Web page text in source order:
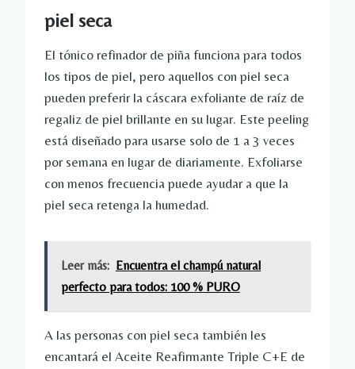
piel seca
El tónico refinador de piña funciona para todos
los tipos de piel, pero aquellos con piel seca
pueden preferir la cáscara exfoliante de raíz de
regaliz de piel brillante en su lugar. Este peeling
está diseñado para usarse solo de 1 a 3 veces
por semana en lugar de diariamente. Exfoliarse
con menos frecuencia puede ayudar a que la
piel seca retenga la humedad.
Leer más: Encuentra el champú natural
perfecto para todos: 100 % PURO
A las personas con piel seca también les
encantará el Aceite Reafirmante Triple C+E de